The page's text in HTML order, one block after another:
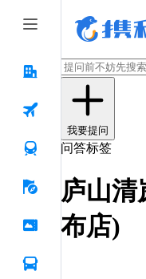
我要提问
问答标签
庐山清
布店)